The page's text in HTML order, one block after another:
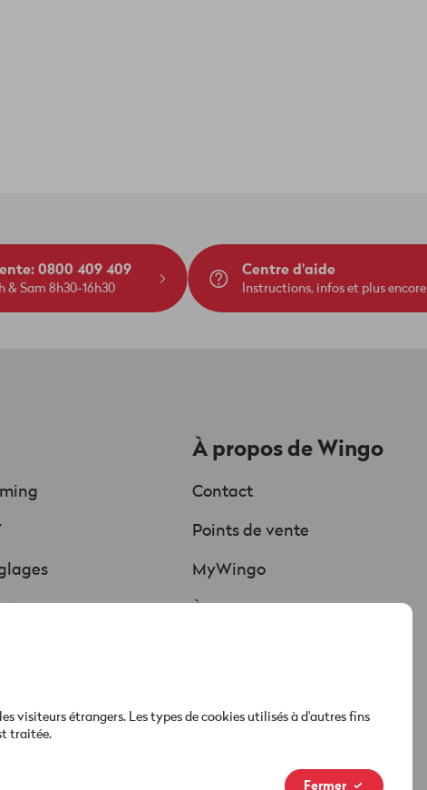
0800 409 409
& Sam 8h30-16h30
Centre d'aide
Instructions, infos et plus encore
À propos de Wingo
Contact
Points de vente
MyWingo
visiteurs étrangers. Les types de cookies utilisés à d'autres fins
traitée.
Fermer